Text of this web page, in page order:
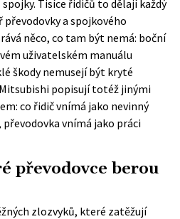
Tisíce řidičů to dělají každý
a spojkového
něco, co tam být nemá: boční
uživatelském manuálu
škody nemusejí být kryté
popisují totéž jinými
co řidič vnímá jako nevinný
vnímá jako práci
převodovce berou
zlozvyků, které zatěžují